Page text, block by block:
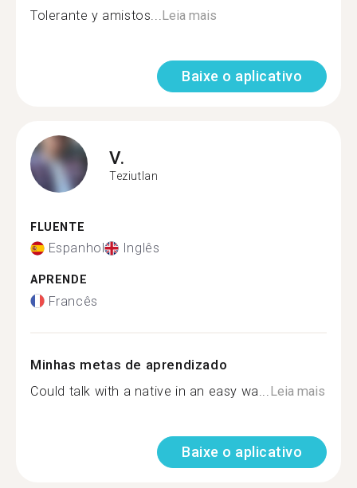
Tolerante y amistos... Leia mais
Baixe o aplicativo
V.
Teziutlan
FLUENTE
Espanhol Inglês
APRENDE
Francês
Minhas metas de aprendizado
Could talk with a native in an easy wa... Leia mais
Baixe o aplicativo